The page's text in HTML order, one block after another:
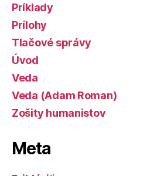
Príklady
Prílohy
Tlačové správy
Úvod
Veda
Veda (Adam Roman)
Zošity humanistov
Meta